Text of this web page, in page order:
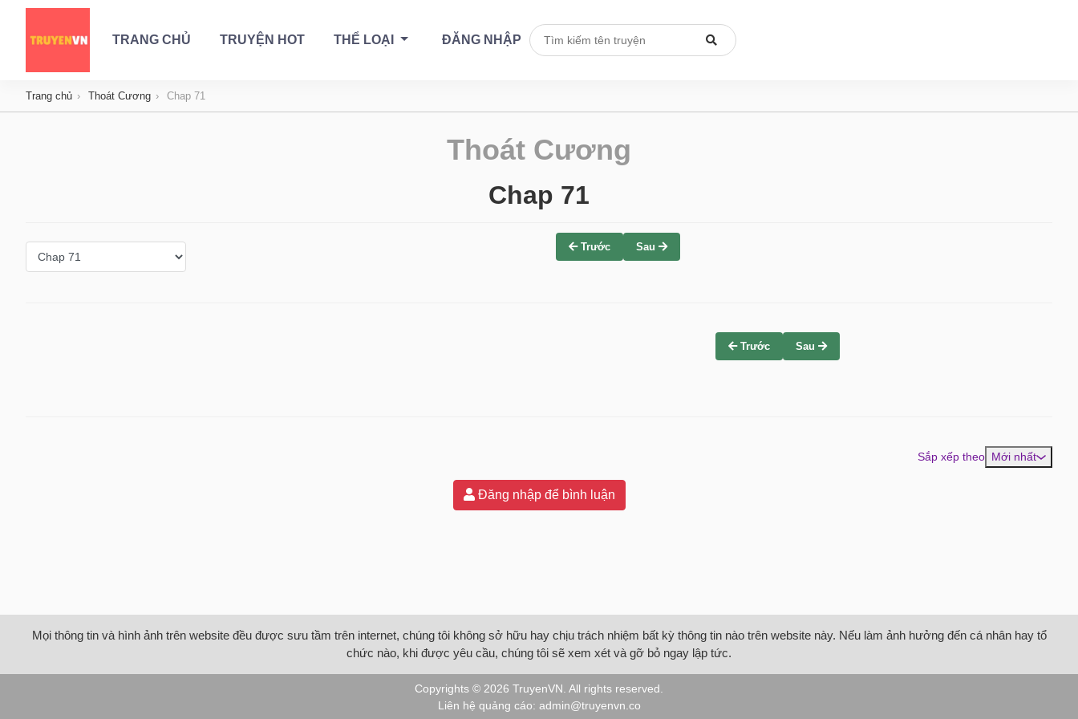
TRANG CHỦ TRUYỆN HOT THỂ LOẠI ĐĂNG NHẬP
Trang chủ Thoát Cương Chap 71
Thoát Cương
Chap 71
Trước Sau
Trước Sau
Sắp xếp theo Mới nhất
Đăng nhập để bình luận
Mọi thông tin và hình ảnh trên website đều được sưu tầm trên internet, chúng tôi không sở hữu hay chịu trách nhiệm bất kỳ thông tin nào trên website này. Nếu làm ảnh hưởng đến cá nhân hay tổ
chức nào, khi được yêu cầu, chúng tôi sẽ xem xét và gỡ bỏ ngay lập tức.
Copyrights © 2026 TruyenVN . All rights reserved.
Liên hệ quảng cáo: admin@truyenvn.co